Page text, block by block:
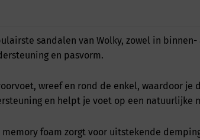
sandalen van Wolky, zowel in
en pasvorm.
wreef en rond de enkel, waardoor je
en helpt je voet op een natuurlijke
foam zorgt voor uitstekende